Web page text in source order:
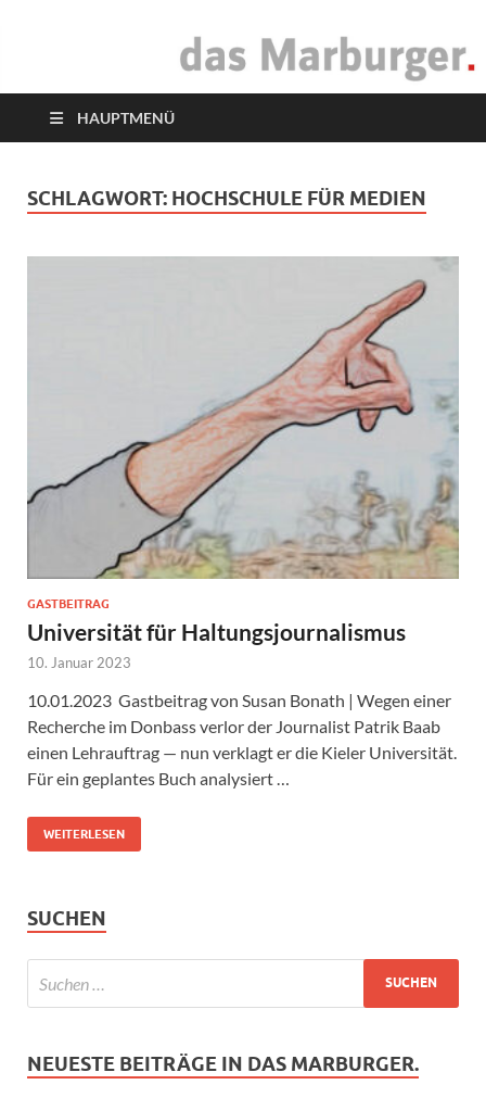
das Marburger.
HAUPTMENÜ
SCHLAGWORT: HOCHSCHULE FÜR MEDIEN
GASTBEITRAG
Universität für Haltungsjournalismus
10. Januar 2023
10.01.2023 Gastbeitrag von Susan Bonath | Wegen einer
Recherche im Donbass verlor der Journalist Patrik Baab
einen Lehrauftrag — nun verklagt er die Kieler Universität.
Für ein geplantes Buch analysiert …
WEITERLESEN
SUCHEN
NEUESTE BEITRÄGE IN DAS MARBURGER.